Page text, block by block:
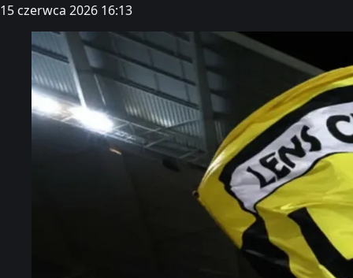
15 czerwca 2026 16:13